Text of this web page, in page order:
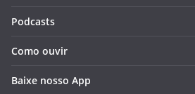
Podcasts
Como ouvir
Baixe nosso App